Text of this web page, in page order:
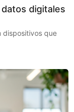
digitales
dispositivos que